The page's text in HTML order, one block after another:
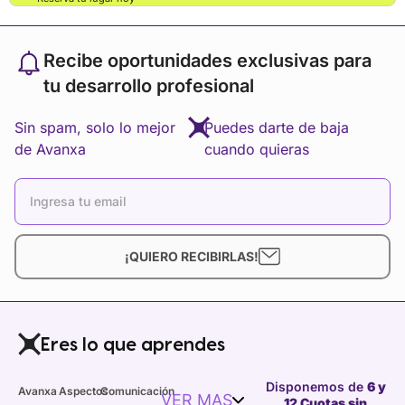
Recibe oportunidades exclusivas para
tu desarrollo profesional
¡QUIERO RECIBIRLAS!
Sin spam, solo lo mejor
de Avanxa
Puedes darte de baja
cuando quieras
Eres lo que aprendes
Avanxa AspectosComunicaciónVER MAS
Disponemos de 6 y